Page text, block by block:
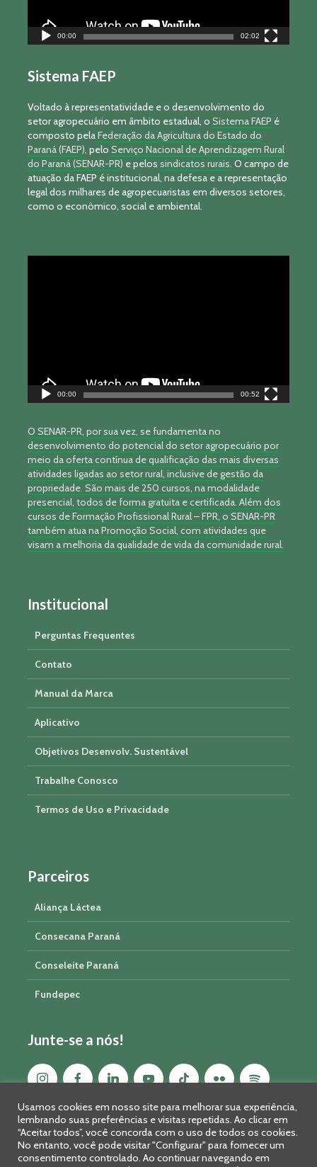
00:00 02:02
Sistema FAEP
Voltado à representatividade e o desenvolvimento do
setor agropecuário em âmbito estadual, o Sistema FAEP é
composto pelaFederação da Agricultura do Estado do
Paraná (FAEP), pelo Serviço Nacional de Aprendizagem Rural
do Paraná (SENAR-PR) e pelos sindicatos rurais. O campo de
atuação da FAEP é institucional, na defesa e a representação
legal dos milhares de agropecuaristas em diversos setores,
como o econômico, social e ambiental.
00:00 00:52
O SENAR-PR, por sua vez, se fundamenta no
desenvolvimento do potencial do setor agropecuário por
meio da oferta contínua de qualificação das mais diversas
atividades ligadas ao setor rural, inclusive de gestão da
propriedade. São mais de 250 cursos, na modalidade
presencial, todos de forma gratuita e certificada. Além dos
cursos de Formação Profissional Rural – FPR, o SENAR-PR
também atua na Promoção Social, com atividades que
visam a melhoria da qualidade de vida da comunidade rural.
Institucional
Perguntas Frequentes
Contato
Manual da Marca
Aplicativo
Objetivos Desenvolv. Sustentável
Trabalhe Conosco
Termos de Uso e Privacidade
Parceiros
Aliança Láctea
Consecana Paraná
Conseleite Paraná
Fundepec
Junte-se a nós!
Usamos cookies em nosso site para melhorar sua experiência,
lembrando suas preferências e visitas repetidas. Ao clicar em
“Aceitar todos”, você concorda com o uso de todos os cookies.
No entanto, você pode visitar "Configurar" para fornecer um
consentimento controlado. Ao continuar navegando em